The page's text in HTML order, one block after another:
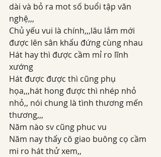
dài và bỏ ra mot số buổi tập văn
nghệ,,,
Chủ yếu vui là chính,,,lâu lắm mới
được lên sân khấu đứng cùng nhau
Hát hay thì được cầm mỉ ro lĩnh
xướng
Hát được được thì cũng phụ
họa,,,hát hong được thì nhép nhỏ
nhỏ,, nói chung là tình thương mến
thương,,,
Năm nào sv cũng phuc vu
Năm nay thấy cô giao buông cọ cầm
mi ro hát thử xem,,